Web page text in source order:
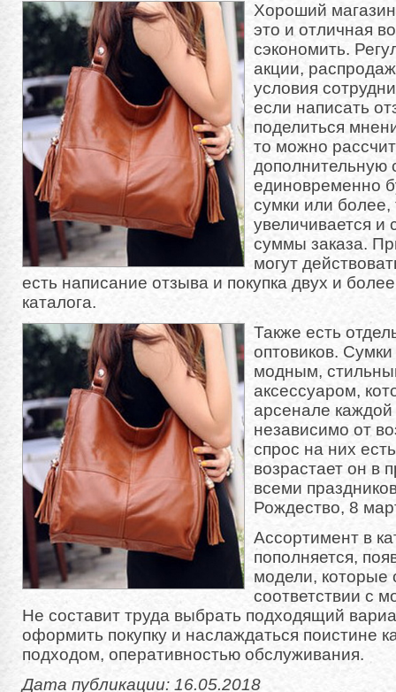
Хороший
это и отличная
сэкономить.
акции,
условия
если написать
поделиться
то можно
дополнительную
единовременно
сумки или более,
увеличивается и
суммы заказа.
могут
есть написание отзыва и покупка двух и
каталога.
Также есть
оптовиков.
модным,
аксессуаром,
арсенале
независимо от
спрос на них
возрастает он в
всеми
Рождество, 8
Ассортимент в
пополняется,
модели, которые
соответствии с
Не составит труда выбрать подходящий
оформить покупку и наслаждаться поистине
подходом, оперативностью обслуживания.
Дата публикации: 16.05.2018